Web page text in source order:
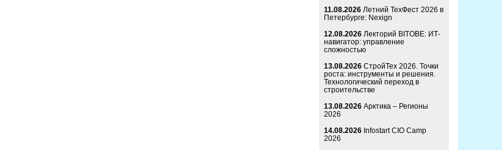
11.08.2026 Летний ТехФест 2026 в
Петербурге: Nexign
12.08.2026 Лекторий BITOBE: ИТ-
навигатор: управление
сложностью
13.08.2026 СтройТех 2026. Точки
роста: инструменты и решения.
Технологический переход в
строительстве
13.08.2026 Арктика – Регионы
2026
14.08.2026 Infostart CIO Camp
2026